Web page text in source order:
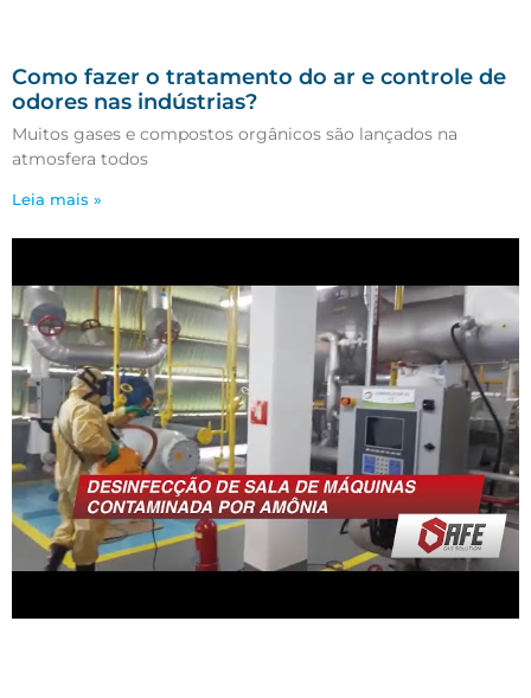
Como fazer o tratamento do ar e controle de
odores nas indústrias?
Muitos gases e compostos orgânicos são lançados na
atmosfera todos
Leia mais »